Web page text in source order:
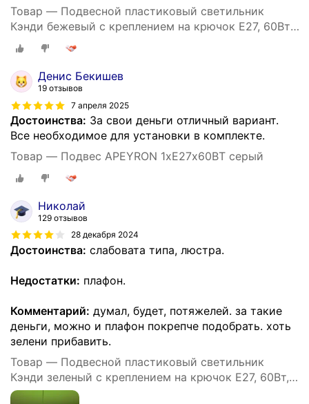
Товар — Подвесной пластиковый светильник
Кэнди бежевый с креплением на крючок Е27, 60Вт,
IP20, 220В, 290х170 мм, без ламп, НСБ 21-60-232
Денис Бекишев
19 отзывов
7 апреля 2025
Достоинства: За свои деньги отличный вариант.
Все необходимое для установки в комплекте.
Товар — Подвес APEYRON 1хЕ27х60ВТ серый
Николай
129 отзывов
28 декабря 2024
Достоинства: слабовата типа, люстра.
Недостатки: плафон.
Комментарий: думал, будет, потяжелей. за такие
деньги, можно и плафон покрепче подобрать. хоть
зелени прибавить.
Товар — Подвесной пластиковый светильник
Кэнди зеленый с креплением на крючок Е27, 60Вт,
IP20, 220В, 290х170 мм, без ламп, НСБ 21-60-212